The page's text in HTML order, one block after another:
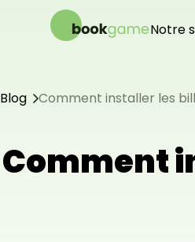
Notre
Blog Comment installer les
Comment